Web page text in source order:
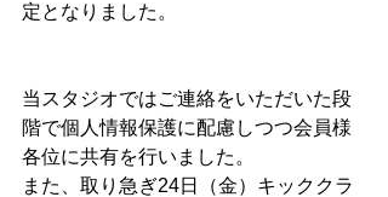
定となりました。
当スタジオではご連絡をいただいた段
階で個人情報保護に配慮しつつ会員様
各位に共有を行いました。
また、取り急ぎ24日（金）キッククラ